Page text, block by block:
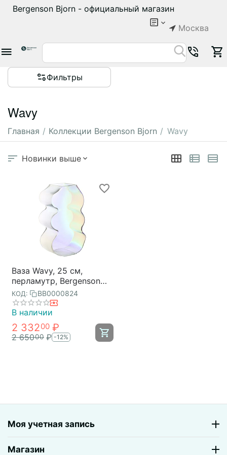
Bergenson Bjorn - официальный магазин
Москва
Фильтры
Wavy
Главная / Коллекции Bergenson Bjorn / Wavy
Новинки выше
Ваза Wavy, 25 см,
перламутр, Bergenson
Bjorn
КОД: BB0000824
В наличии
2 33200 ₽
2 65000 ₽ -12%
Моя учетная запись
Магазин